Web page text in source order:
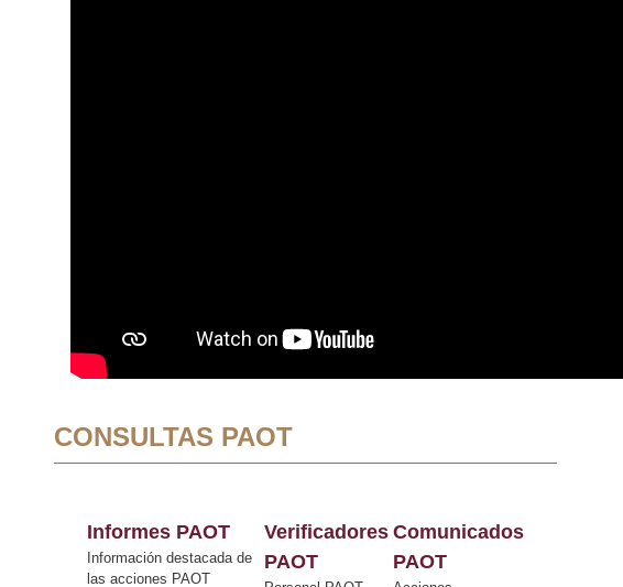
CONSULTAS PAOT
Informes PAOT
Información destacada de
las acciones PAOT
Verificadores
PAOT
Comunicados
PAOT